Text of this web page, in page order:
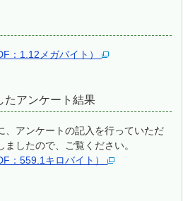
：1.12メガバイト）
たアンケート結果
、アンケートの記入を行っていただ
したので、ご覧ください。
：559.1キロバイト）